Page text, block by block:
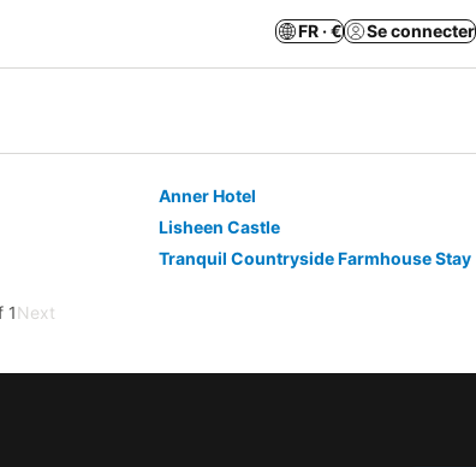
FR · € Se connecter
Anner Hotel
Lisheen Castle
Tranquil Countryside Farmhouse Stay
1Next